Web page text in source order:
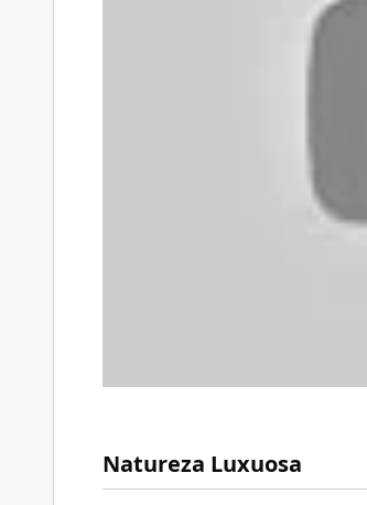
Natureza Luxuosa